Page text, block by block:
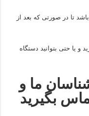
تا در صورتی که بعد از
و یا حتی بتوانید دستگاه
ما و
بگیرید